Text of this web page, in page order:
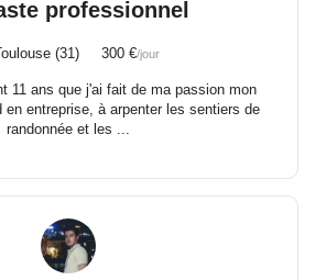
professionnel
(31) 300 €/jour
11 ans que j'ai fait de ma passion mon
en entreprise, à arpenter les sentiers de
randonnée et les ...